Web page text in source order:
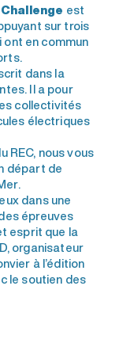
est
sur trois
ont en commun
dans la
Il a pour
collectivités
électriques
REC, nous vous
départ de
dans une
épreuves
esprit que la
organisateur
à l’édition
le soutien des